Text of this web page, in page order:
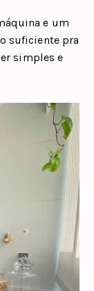
e um
suficiente pra
simples e